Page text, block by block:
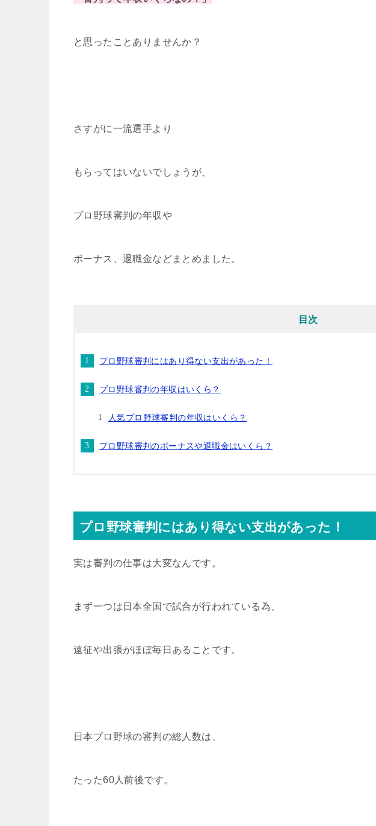
と思ったことありませんか？
さすがに一流選手より
もらってはいないでしょうが、
プロ野球審判の年収や
ボーナス、退職金などまとめました。
目次
プロ野球審判にはあり得ない支出があった！
プロ野球審判の年収はいくら？
人気プロ野球審判の年収はいくら？
プロ野球審判のボーナスや退職金はいくら？
プロ野球審判にはあり得ない支出があった！
実は審判の仕事は大変なんです。
まず一つは日本全国で試合が行われている為、
遠征や出張がほぼ毎日あることです。
日本プロ野球の審判の総人数は、
たった60人前後です。